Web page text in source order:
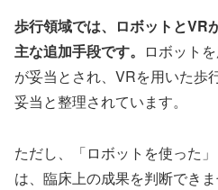
歩行領域では、ロボットとVR
主な追加手段です。 ロボット
が妥当とされ、VRを用いた歩
妥当と整理されています。
ただし、「ロボットを使った
は、臨床上の成果を判断でき